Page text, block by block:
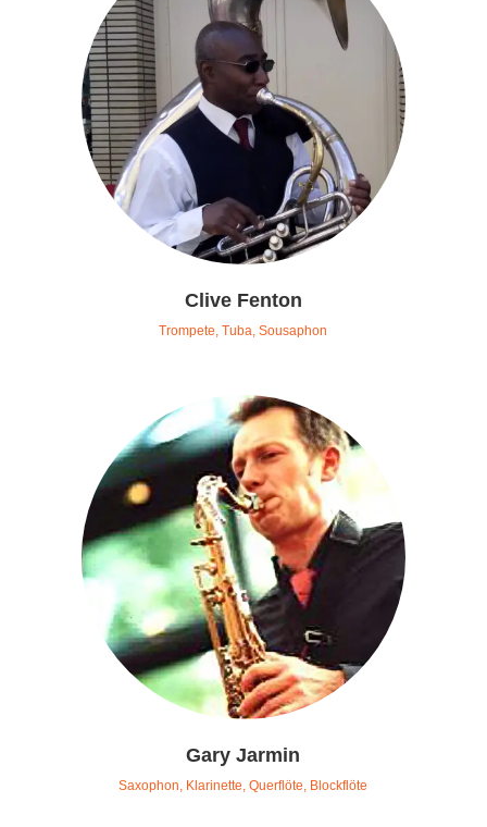
Clive Fenton
Trompete, Tuba, Sousaphon
Gary Jarmin
Saxophon, Klarinette, Querflöte, Blockflöte